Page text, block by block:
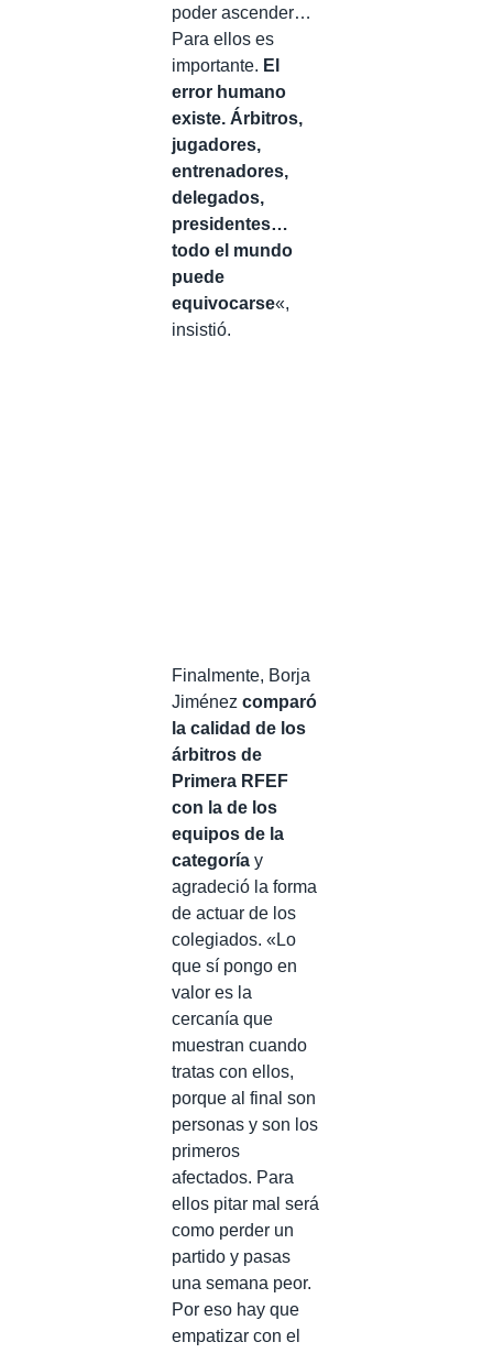
poder ascender…
Para ellos es
importante. El
error humano
existe. Árbitros,
jugadores,
entrenadores,
delegados,
presidentes…
todo el mundo
puede
equivocarse«,
insistió.
Finalmente, Borja
Jiménez comparó
la calidad de los
árbitros de
Primera RFEF
con la de los
equipos de la
categoría y
agradeció la forma
de actuar de los
colegiados. «Lo
que sí pongo en
valor es la
cercanía que
muestran cuando
tratas con ellos,
porque al final son
personas y son los
primeros
afectados. Para
ellos pitar mal será
como perder un
partido y pasas
una semana peor.
Por eso hay que
empatizar con el